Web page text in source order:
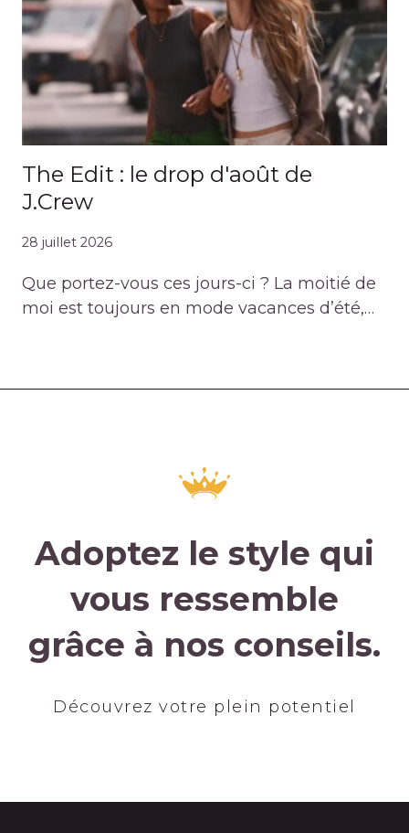
The Edit : le drop d'août de
J.Crew
28 juillet 2026
Que portez-vous ces jours-ci ? La moitié de
moi est toujours en mode vacances d’été,…
Adoptez le style qui
vous ressemble
grâce à nos conseils.
Découvrez votre plein potentiel